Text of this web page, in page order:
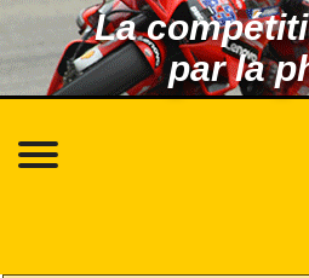
La
par la